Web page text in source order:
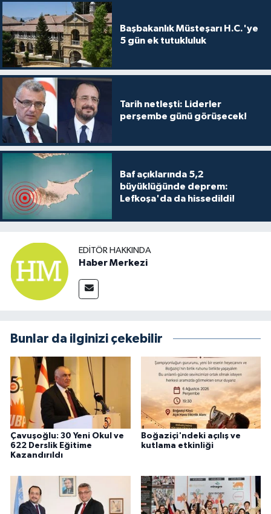
Başbakanlık Müsteşarı H.C.'ye
5 gün ek tutukluluk
Tarih netleşti: Liderler
perşembe günü görüşecek!
Baf açıklarında 5,2
büyüklüğünde deprem:
Lefkoşa'da da hissedildi!
EDITÖR HAKKINDA
Haber Merkezi
Bunlar da ilginizi çekebilir
Çavuşoğlu: 30 Yeni Okul ve
622 Derslik Eğitime
Kazandırıldı
Boğaziçi'ndeki açılış ve
kutlama etkinliği